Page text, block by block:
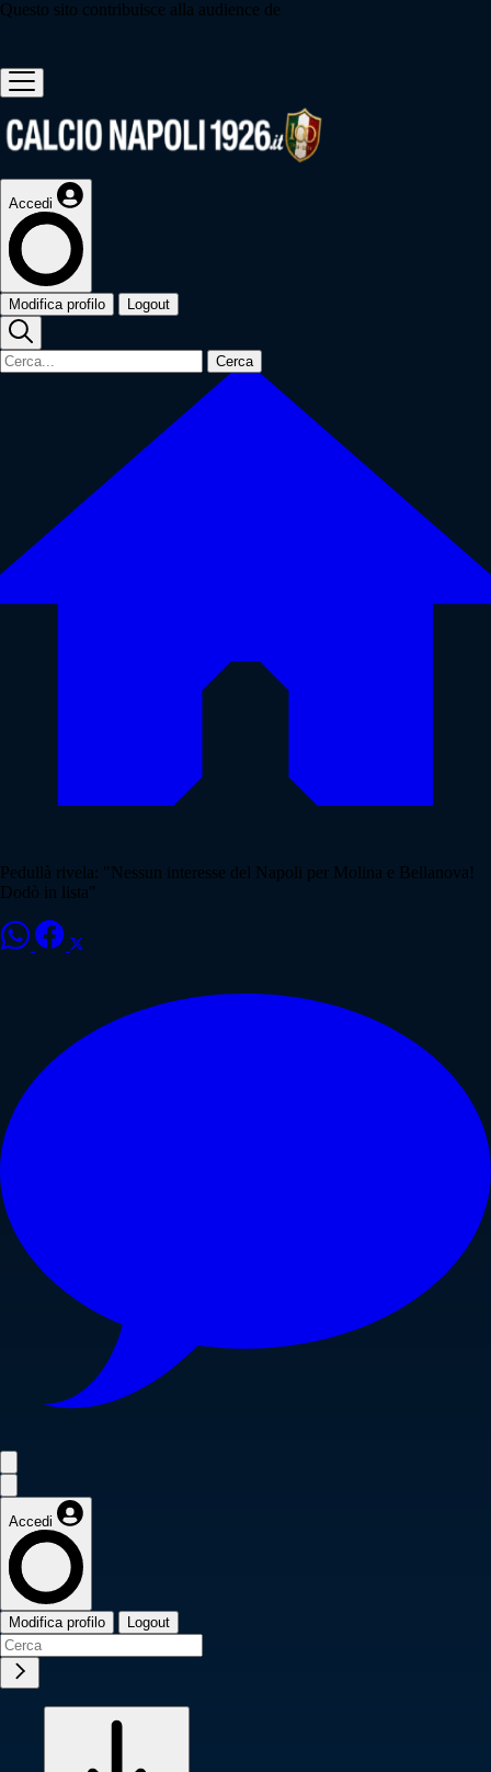
Questo sito contribuisce alla audience de
Accedi
Modifica profilo Logout
Cerca
Pedullà rivela: "Nessun interesse del Napoli per Molina e Bellanova!
Dodò in lista"
Accedi
Modifica profilo Logout